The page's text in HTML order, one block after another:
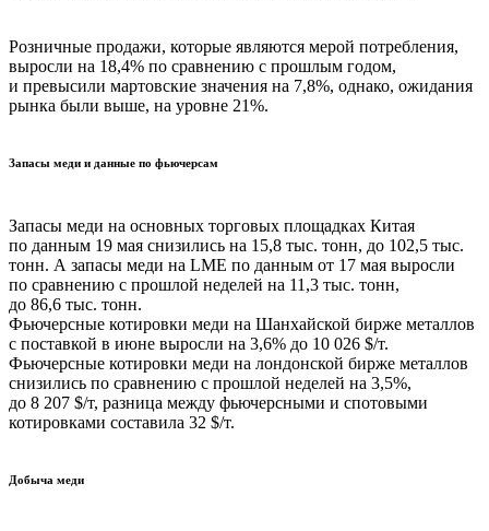
Розничные продажи, которые являются мерой потребления,
выросли на 18,4% по сравнению с прошлым годом,
и превысили мартовские значения на 7,8%, однако, ожидания
рынка были выше, на уровне 21%.
Запасы меди и данные по фьючерсам
Запасы меди на основных торговых площадках Китая
по данным 19 мая снизились на 15,8 тыс. тонн, до 102,5 тыс.
тонн. А запасы меди на LME по данным от 17 мая выросли
по сравнению с прошлой неделей на 11,3 тыс. тонн,
до 86,6 тыс. тонн.
Фьючерсные котировки меди на Шанхайской бирже металлов
с поставкой в июне выросли на 3,6% до 10 026 $/т.
Фьючерсные котировки меди на лондонской бирже металлов
снизились по сравнению с прошлой неделей на 3,5%,
до 8 207 $/т, разница между фьючерсными и спотовыми
котировками составила 32 $/т.
Добыча меди